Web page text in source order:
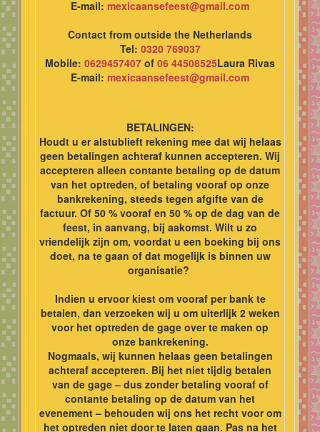
E-mail: mexicaansefeest@gmail.com
Contact from outside the Netherlands
Tel: 0320 769037
Mobile: 0629457407 of 06 44508525Laura Rivas
E-mail: mexicaansefeest@gmail.com
BETALINGEN:
Houdt u er alstublieft rekening mee dat wij helaas
geen betalingen achteraf kunnen accepteren. Wij
accepteren alleen contante betaling op de datum
van het optreden, of betaling vooraf op onze
bankrekening, steeds tegen afgifte van de
factuur. Of 50 % vooraf en 50 % op de dag van de
feest, in aanvang, bij aakomst. Wilt u zo
vriendelijk zijn om, voordat u een boeking bij ons
doet, na te gaan of dat mogelijk is binnen uw
organisatie?
Indien u ervoor kiest om vooraf per bank te
betalen, dan verzoeken wij u om uiterlijk 2 weken
voor het optreden de gage over te maken op
onze bankrekening.
Nogmaals, wij kunnen helaas geen betalingen
achteraf accepteren. Bij het niet tijdig betalen
van de gage – dus zonder betaling vooraf of
contante betaling op de datum van het
evenement – behouden wij ons het recht voor om
het optreden niet door te laten gaan. Pas na het